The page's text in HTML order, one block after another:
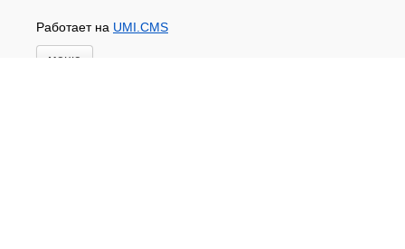
Работает на UMI.CMS
меню